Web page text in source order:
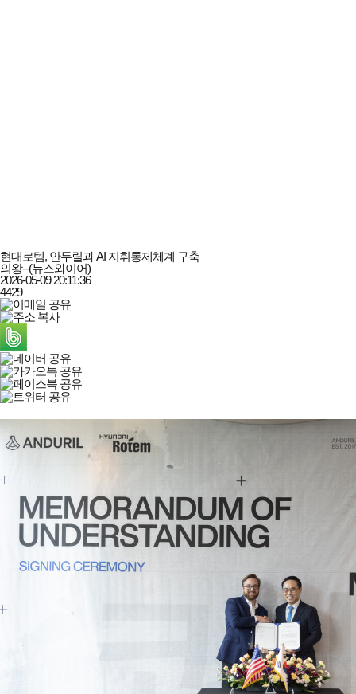
현대로템, 안두릴과 AI 지휘통제체계 구축
의왕--(뉴스와이어)
2026-05-09 20:11:36
4429